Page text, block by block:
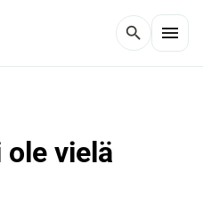
search menu
ole vielä